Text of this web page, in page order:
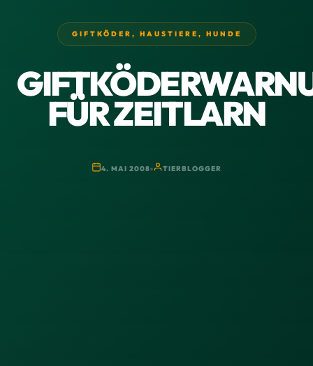
GIFTKÖDER , HAUSTIERE , HUNDE
FÜR ZEITLARN
4. MAI 2008 TIERBLOGGER